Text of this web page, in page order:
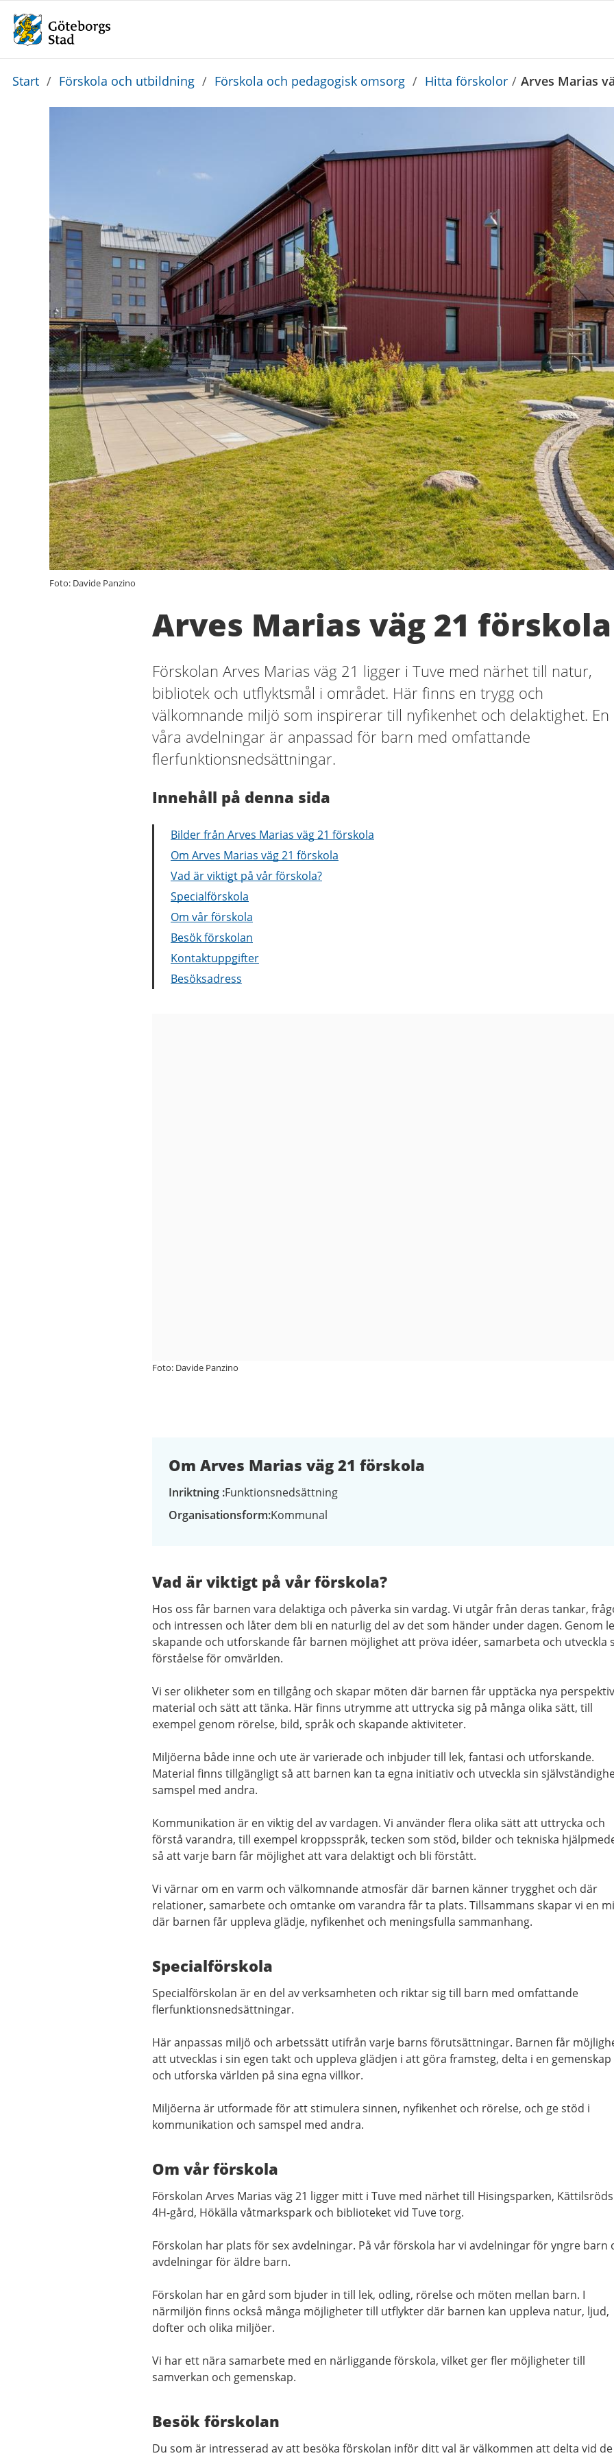
Du
Start / Förskola och utbildning / Förskola och pedagogisk omsorg / Hitta förskolor / Arves Marias
Foto: Davide Panzino
Arves Marias väg 21 förskola
Förskolan Arves Marias väg 21 ligger i Tuve med närhet till natur,
bibliotek och utflyktsmål i området. Här finns en trygg och
välkomnande miljö som inspirerar till nyfikenhet och delaktighet. En
våra avdelningar är anpassad för barn med omfattande
flerfunktionsnedsättningar.
Innehåll på denna sida
Bilder från Arves Marias väg 21 förskola
Om Arves Marias väg 21 förskola
Vad är viktigt på vår förskola?
Specialförskola
Om vår förskola
Besök förskolan
Kontaktuppgifter
Besöksadress
Foto: Davide Panzino
Om Arves Marias väg 21 förskola
Inriktning Funktionsnedsättning
Organisationsform Kommunal
Vad är viktigt på vår förskola?
Hos oss får barnen vara delaktiga och påverka sin vardag. Vi utgår från deras tankar,
och intressen och låter dem bli en naturlig del av det som händer under dagen. Genom
skapande och utforskande får barnen möjlighet att pröva idéer, samarbeta och utveckla
förståelse för omvärlden.
Vi ser olikheter som en tillgång och skapar möten där barnen får upptäcka nya
material och sätt att tänka. Här finns utrymme att uttrycka sig på många olika sätt, till
exempel genom rörelse, bild, språk och skapande aktiviteter.
Miljöerna både inne och ute är varierade och inbjuder till lek, fantasi och utforskande.
Material finns tillgängligt så att barnen kan ta egna initiativ och utveckla sin
samspel med andra.
Kommunikation är en viktig del av vardagen. Vi använder flera olika sätt att uttrycka och
förstå varandra, till exempel kroppsspråk, tecken som stöd, bilder och tekniska
så att varje barn får möjlighet att vara delaktigt och bli förstått.
Vi värnar om en varm och välkomnande atmosfär där barnen känner trygghet och där
relationer, samarbete och omtanke om varandra får ta plats. Tillsammans skapar vi en
där barnen får uppleva glädje, nyfikenhet och meningsfulla sammanhang.
Specialförskola
Specialförskolan är en del av verksamheten och riktar sig till barn med omfattande
flerfunktionsnedsättningar.
Här anpassas miljö och arbetssätt utifrån varje barns förutsättningar. Barnen får
att utvecklas i sin egen takt och uppleva glädjen i att göra framsteg, delta i en gemenskap
och utforska världen på sina egna villkor.
Miljöerna är utformade för att stimulera sinnen, nyfikenhet och rörelse, och ge stöd i
kommunikation och samspel med andra.
Om vår förskola
Förskolan Arves Marias väg 21 ligger mitt i Tuve med närhet till Hisingsparken, Kättilsröds
4H-gård, Hökälla våtmarkspark och biblioteket vid Tuve torg.
Förskolan har plats för sex avdelningar. På vår förskola har vi avdelningar för yngre barn
avdelningar för äldre barn.
Förskolan har en gård som bjuder in till lek, odling, rörelse och möten mellan barn. I
närmiljön finns också många möjligheter till utflykter där barnen kan uppleva natur, ljud,
dofter och olika miljöer.
Vi har ett nära samarbete med en närliggande förskola, vilket ger fler möjligheter till
samverkan och gemenskap.
Besök förskolan
Du som är intresserad av att besöka förskolan inför ditt val är välkommen att delta vid de